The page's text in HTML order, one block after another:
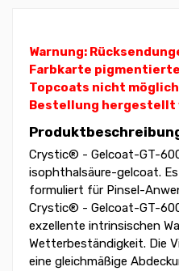
Warnung:
Farbkarte
Topcoats nicht
Bestellung hergestellt
Crystic® - Gelcoat-GT-
isophthalsäure-gelcoat.
formuliert für Pinsel-
Crystic® - Gelcoat-GT-
exzellente intrinsischen
Wetterbeständigkeit. Die
eine gleichmäßige